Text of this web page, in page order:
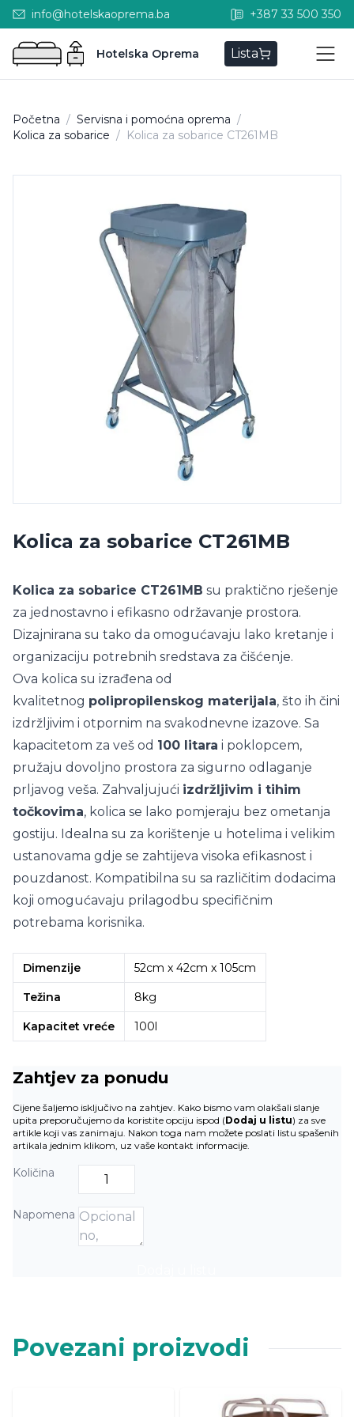
info@hotelskaoprema.ba +387 33 500 350
Hotelska Oprema Lista
Početna / Servisna i pomoćna oprema /
Kolica za sobarice / Kolica za sobarice CT261MB
Kolica za sobarice CT261MB
Kolica za sobarice CT261MB su praktično rješenje
za jednostavno i efikasno održavanje prostora.
Dizajnirana su tako da omogućavaju lako kretanje i
organizaciju potrebnih sredstava za čišćenje.
Ova kolica su izrađena od
kvalitetnog polipropilenskog materijala, što ih čini
izdržljivim i otpornim na svakodnevne izazove. Sa
kapacitetom za veš od 100 litara i poklopcem,
pružaju dovoljno prostora za sigurno odlaganje
prljavog veša. Zahvaljujući izdržljivim i tihim
točkovima, kolica se lako pomjeraju bez ometanja
gostiju. Idealna su za korištenje u hotelima i velikim
ustanovama gdje se zahtijeva visoka efikasnost i
pouzdanost. Kompatibilna su sa različitim dodacima
koji omogućavaju prilagodbu specifičnim
potrebama korisnika.
Dimenzije 52cm x 42cm x 105cm
Težina 8kg
Kapacitet vreće 100l
Zahtjev za ponudu
Cijene šaljemo isključivo na zahtjev. Kako bismo vam olakšali slanje
upita preporučujemo da koristite opciju ispod (Dodaj u listu) za sve
artikle koji vas zanimaju. Nakon toga nam možete poslati listu spašenih
artikala jednim klikom, uz vaše kontakt informacije.
Količina
Napomena
Povezani proizvodi